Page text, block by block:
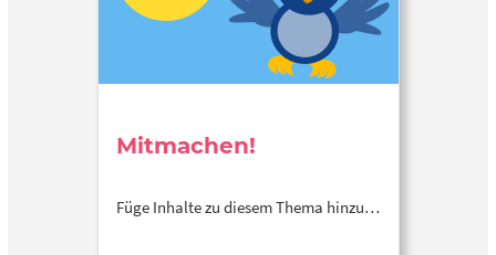
Mitmachen!
Füge Inhalte zu diesem Thema hinzu…